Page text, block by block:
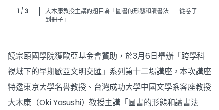
1 / 3
大木康教授主講的題目為「圖書的形態和讀書法——從卷子
到冊子」
饒宗頤國學院獲歐亞基金會贊助，於3月6日舉辦「跨學科
視域下的早期歐亞文明交匯」系列第十二場講座。本次講座
特邀東京大學名譽教授、台灣成功大學中國文學系客座教授
大木康（Oki Yasushi）教授主講「圖書的形態和讀書法